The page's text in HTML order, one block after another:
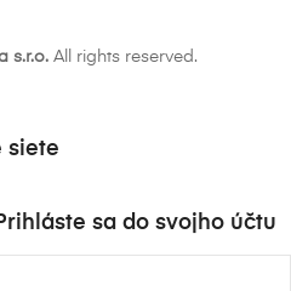
s.r.o. All rights reserved.
siete
sa do svojho účtu